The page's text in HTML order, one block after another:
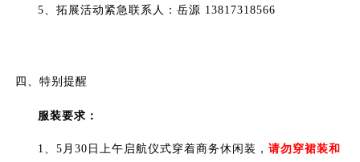
5、拓展活动紧急联系人：岳源 13817318566
四、特别提醒
服装要求：
1、5月30日上午启航仪式穿着商务休闲装，请勿穿裙装和